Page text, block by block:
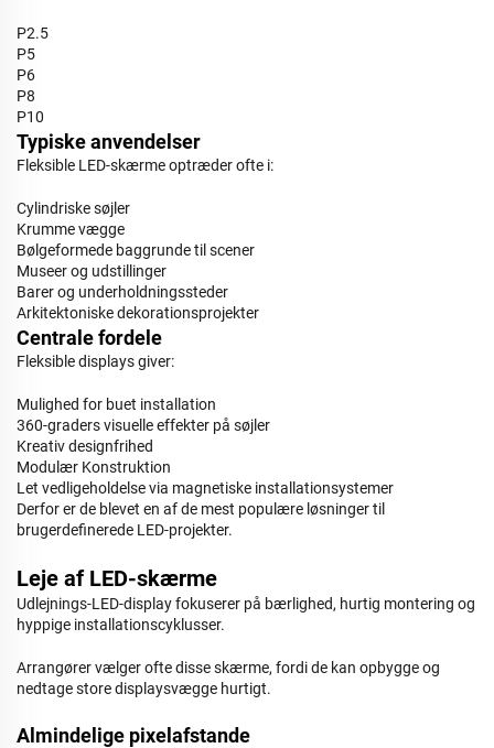
P2.5
P5
P6
P8
P10
Typiske anvendelser
Fleksible LED-skærme optræder ofte i:
Cylindriske søjler
Krumme vægge
Bølgeformede baggrunde til scener
Museer og udstillinger
Barer og underholdningssteder
Arkitektoniske dekorationsprojekter
Centrale fordele
Fleksible displays giver:
Mulighed for buet installation
360-graders visuelle effekter på søjler
Kreativ designfrihed
Modulær Konstruktion
Let vedligeholdelse via magnetiske installationsystemer
Derfor er de blevet en af de mest populære løsninger til
brugerdefinerede LED-projekter.
Leje af LED-skærme
Udlejnings-LED-display fokuserer på bærlighed, hurtig montering og
hyppige installationscyklusser.
Arrangører vælger ofte disse skærme, fordi de kan opbygge og
nedtage store displaysvægge hurtigt.
Almindelige pixelafstande